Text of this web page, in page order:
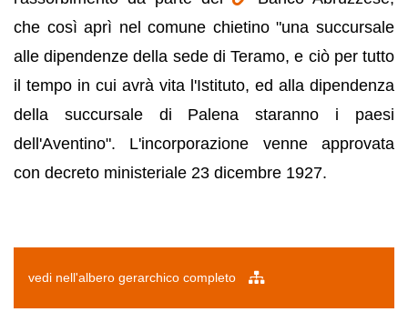
che così aprì nel comune chietino "una succursale
alle dipendenze della sede di Teramo, e ciò per tutto
il tempo in cui avrà vita l'Istituto, ed alla dipendenza
della succursale di Palena staranno i paesi
dell'Aventino". L'incorporazione venne approvata
con decreto ministeriale 23 dicembre 1927.
vedi nell'albero gerarchico completo